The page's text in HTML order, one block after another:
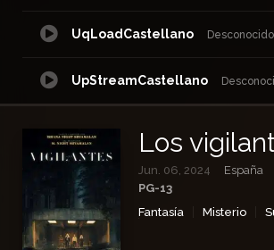
UqLoadCastellano Desconocido
UpStreamCastellano
DoodStreamCastellano dood.li
NetuCastellano
Los
Jun. 06, 2024 España
PG-13
Fantasía
Misterio